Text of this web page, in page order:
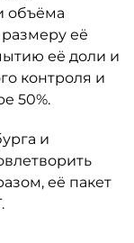
объёма
её
её доли и
контроля и
50%.
и
её пакет